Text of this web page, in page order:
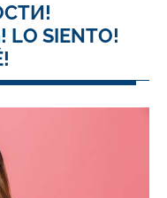
LO SIENTO!